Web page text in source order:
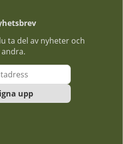
ta del av nyheter och
upp